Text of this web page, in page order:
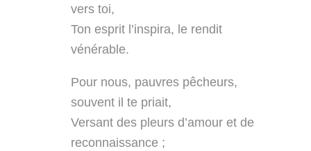
vers toi,
Ton esprit l’inspira, le rendit
vénérable.
Pour nous, pauvres pêcheurs,
souvent il te priait,
Versant des pleurs d’amour et de
reconnaissance ;